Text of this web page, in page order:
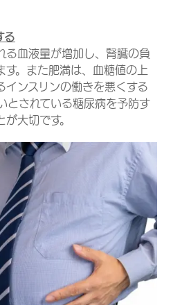
る
る血液量が増加し、腎臓の負
す。また肥満は、血糖値の上
インスリンの働きを悪くする
とされている糖尿病を予防す
大切です。